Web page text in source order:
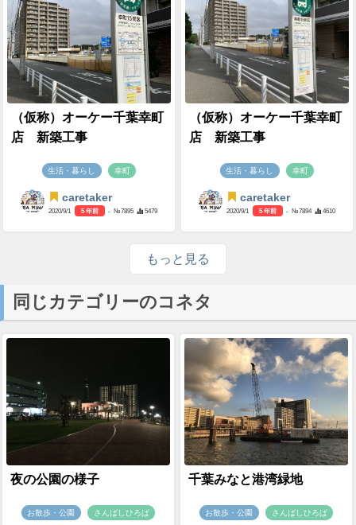
（仮称）オーケー千葉幸町
店 新築工事
生活・暮らし 幸町
caretaker
2020/9/1 5 年前 - №7895 5479
（仮称）オーケー千葉幸町
店 新築工事
生活・暮らし 幸町
caretaker
2020/9/1 5 年前 - №7894 4610
もっと見る
同じカテゴリーのコネタ
夜の公園の様子
お散歩・公園 さんばしひろば
千葉みなと港湾緑地
お散歩・公園 さんばしひろば